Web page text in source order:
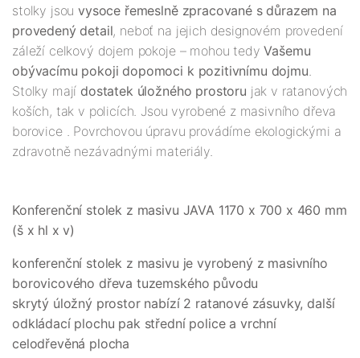
stolky jsouvysoce řemeslně zpracované s důrazem na
provedený detail, neboť na jejich designovém provedení
záleží celkový dojem pokoje – mohou tedyVašemu
obývacímu pokoji dopomoci k pozitivnímu dojmu.
Stolky mají dostatek úložného prostoru jak v ratanových
koších, tak v policích. Jsou vyrobené z masivního dřeva
borovice . Povrchovou úpravu provádíme ekologickými a
zdravotně nezávadnými materiály.
Konferenční stolek z masivu JAVA 1170 x 700 x 460 mm
(š x hl x v)
konferenční stolek z masivu je vyrobený z masivního
borovicového dřeva tuzemského původu
skrytý úložný prostor nabízí 2 ratanové zásuvky, další
odkládací plochu pak střední police a vrchní
celodřevěná plocha